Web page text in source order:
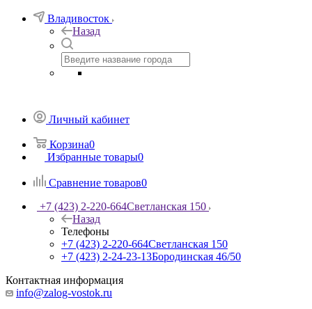
Владивосток
Назад
Личный кабинет
Корзина0
Избранные товары0
Сравнение товаров0
+7 (423) 2-220-664Светланская 150
Назад
Телефоны
+7 (423) 2-220-664Светланская 150
+7 (423) 2-24-23-13Бородинская 46/50
Контактная информация
info@zalog-vostok.ru